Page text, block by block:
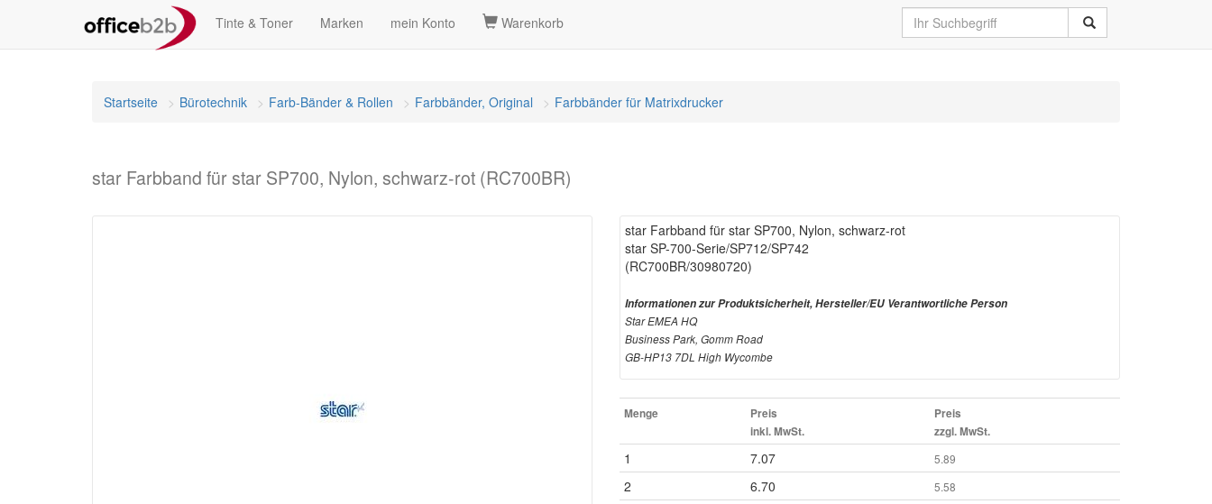
Tinte & Toner Marken mein Konto Warenkorb
Startseite Bürotechnik Farb-Bänder & Rollen Farbbänder, Original Farbbänder für Matrixdrucker
star Farbband für star SP700, Nylon, schwarz-rot (RC700BR)
star Farbband für star SP700, Nylon, schwarz-rot
star SP-700-Serie/SP712/SP742
(RC700BR/30980720)
Informationen zur Produktsicherheit, Hersteller/EU Verantwortliche Person
Star EMEA HQ
Business Park, Gomm Road
GB-HP13 7DL High Wycombe
Menge
Preis
inkl. MwSt.
Preis
zzgl. MwSt.
1 7.07 5.89
2 6.70 5.58